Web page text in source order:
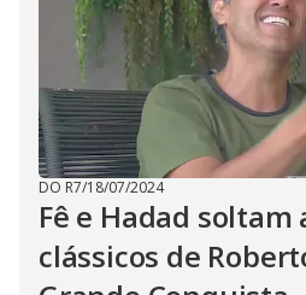
DO R7/18/07/2024
Fê e Hadad soltam
clássicos de